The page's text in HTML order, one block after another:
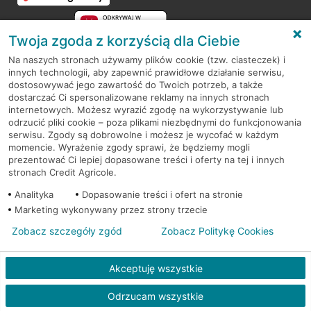
RODO
Regulamin serwisu
Mapa serwisu
PolitykaCookies
© 2026 Credit Agricole Bank Polska S.A. Wszelkie prawa zastrzeżone
Twoja zgoda z korzyścią dla Ciebie
Na naszych stronach używamy plików cookie (tzw. ciasteczek) i
innych technologii, aby zapewnić prawidłowe działanie serwisu,
dostosowywać jego zawartość do Twoich potrzeb, a także
dostarczać Ci spersonalizowane reklamy na innych stronach
internetowych. Możesz wyrazić zgodę na wykorzystywanie lub
odrzucić pliki cookie – poza plikami niezbędnymi do funkcjonowania
serwisu. Zgody są dobrowolne i możesz je wycofać w każdym
momencie. Wyrażenie zgody sprawi, że będziemy mogli
prezentować Ci lepiej dopasowane treści i oferty na tej i innych
stronach Credit Agricole.
Analityka
Dopasowanie treści i ofert na stronie
Marketing wykonywany przez strony trzecie
Akceptuję wszystkie
Odrzucam wszystkie
Zobacz szczegóły zgód Zobacz Politykę Cookies